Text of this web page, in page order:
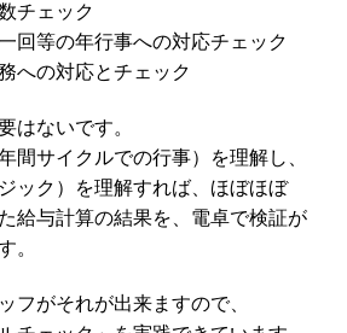
チェック
回等の年行事への対応チェック
への対応とチェック
はないです。
間サイクルでの行事）を理解し、
ック）を理解すれば、ほぼほぼ
給与計算の結果を、電卓で検証が
。
フがそれが出来ますので、